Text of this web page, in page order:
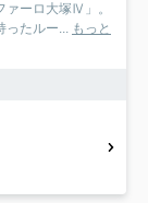
ァーロ大塚Ⅳ」。
ったルー... もっと